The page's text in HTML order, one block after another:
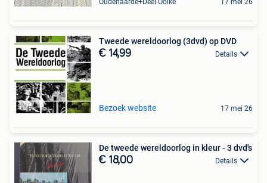
Oudenaarde+Deel Ooike 17 mei 26
Tweede wereldoorlog (3dvd) op DVD
€ 14,99 Details
Bezoek website 17 mei 26
De tweede wereldoorlog in kleur - 3 dvd's
€ 18,00 Details